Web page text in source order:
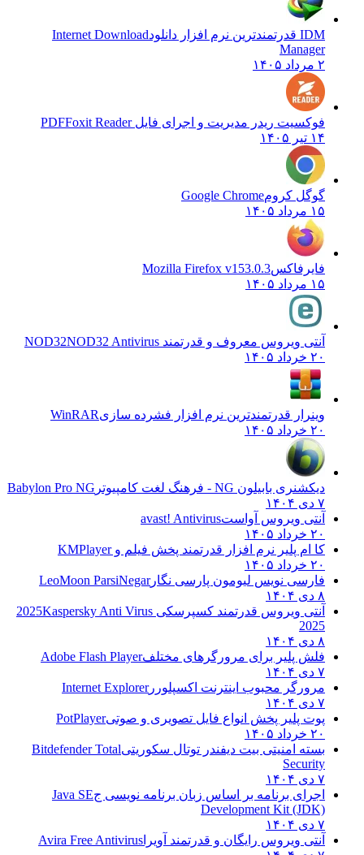
IDM قدرتمندترین نرم افزار دانلود
Internet Download
Manager
۲ مرداد ۱۴۰۵
فوکسیت ریدر مدیریت و اجرای فایل PDFFoxit Reader
۱۴ تیر ۱۴۰۵
گوگل کرومGoogle Chrome
۱۵ مرداد ۱۴۰۵
فایرفاکسMozilla Firefox v153.0.3
۱۵ مرداد ۱۴۰۵
آنتی ویروس معروف و قدرتمند NOD32 NOD32 Antivirus
۲۰ خرداد ۱۴۰۵
وینرار قدرتمندترین نرم افزار فشرده سازیWinRAR
۲۰ خرداد ۱۴۰۵
دیکشنری بابیلون NG - فرهنگ لغت کامپیوتر
Babylon Pro NG
۷ دی ۱۴۰۴
آنتی ویروس آواستavast! Antivirus
۲۰ خرداد ۱۴۰۵
کا ام پلیر نرم افزار قدرتمند پخش فیلم وKMPlayer
۲۰ خرداد ۱۴۰۵
فارسی نویس لیومون پارسی نگارLeoMoon ParsiNegar
۸ دی ۱۴۰۴
آنتی ویروس قدرتمند کسپرسکی 2025 Kaspersky Anti Virus
2025
۸ دی ۱۴۰۴
فلش پلیر برای مرورگرهای مختلفAdobe Flash Player
۷ دی ۱۴۰۴
مرورگر محبوب اینترنت اکسپلوررInternet Explorer
۷ دی ۱۴۰۴
پوت پلیر پخش انواع فایل تصویری و صوتیPotPlayer
۲۰ خرداد ۱۴۰۵
بسته امنیتی بیت دیفندر توتال سکوریتیBitdefender Total
Security
۷ دی ۱۴۰۴
اجرای برنامه بر اساس زبان برنامه نویسی جJava SE
Development Kit (JDK)
۷ دی ۱۴۰۴
آنتی ویروس رایگان و قدرتمند آویرا Avira Free Antivirus